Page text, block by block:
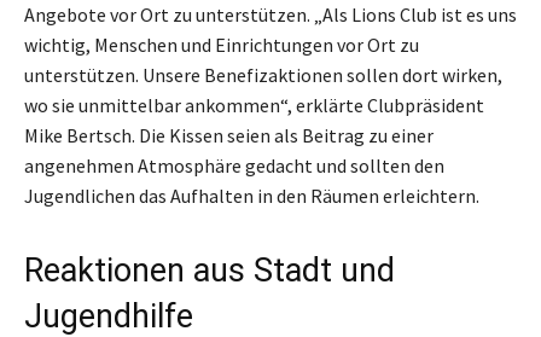
Angebote vor Ort zu unterstützen. „Als Lions Club ist es uns
wichtig, Menschen und Einrichtungen vor Ort zu
unterstützen. Unsere Benefizaktionen sollen dort wirken,
wo sie unmittelbar ankommen“, erklärte Clubpräsident
Mike Bertsch. Die Kissen seien als Beitrag zu einer
angenehmen Atmosphäre gedacht und sollten den
Jugendlichen das Aufhalten in den Räumen erleichtern.
Reaktionen aus Stadt und
Jugendhilfe